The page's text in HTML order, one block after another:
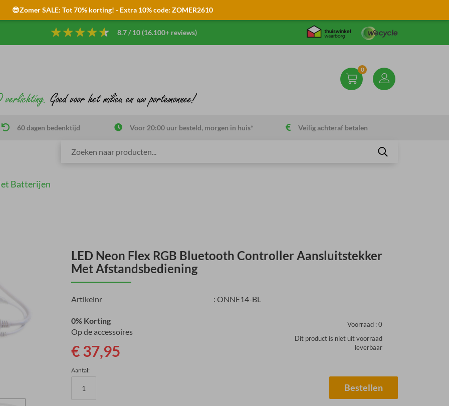
😎Zomer SALE: Tot 70% korting! - Extra 10% code: ZOMER2610
8.7 / 10 (16.100+ reviews)
0
60 dagen bedenktijd Voor 20:00 uur besteld, morgen in huis* Veilig achteraf betalen
Batterijen
LED Neon Flex RGB Bluetooth Controller Aansluitstekker
Met Afstandsbediening
Artikelnr : ONNE14-BL
0% Korting
Op de accessoires
€ 37,95
Voorraad :0
Dit product is niet uit voorraad
leverbaar
Aantal:
Bestellen